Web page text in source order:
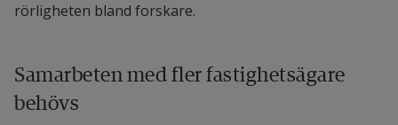
rörligheten bland forskare.
Samarbeten med fler fastighetsägare
behövs